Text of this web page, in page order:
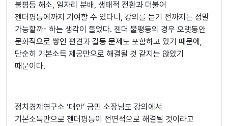
불평등 해소, 일자리 분배, 생태적 전환과 더불어
젠더평등에까지 기여할 수 있다니, 강의를 듣기 전까지는 정말
가능할까- 하는 생각이 들었다. 젠더 불평등의 경우 오랫동안
문화적으로 쌓인 편견과 갈등 문제도 포함하고 있기 때문에,
단순히 기본소득 제공만으로 해결될 것 같지는 않았기
때문이다.
정치경제연구소 ‘대안’ 금민 소장님도 강의에서
기본소득만으로 젠더평등이 전면적으로 해결될 것이라고